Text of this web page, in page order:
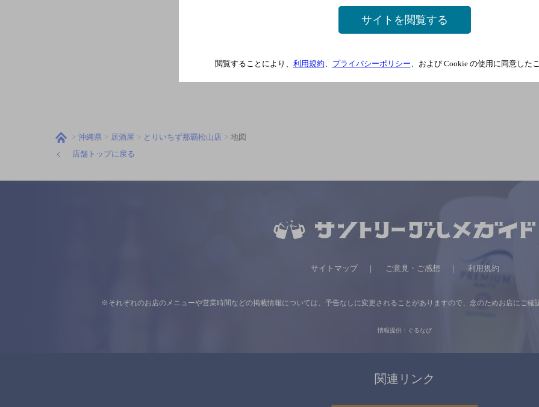
沖縄県 居酒屋 とりいちず那覇松山店
地図
店舗トップに戻る
サイトマップ ご意見・ご感想 利用規約
※それぞれのお店のメニューや営業時間などの掲載情報については、 予告なしに変更されることがありますので、 念のためお店にご確
情報提供：ぐるなび
関連リンク
サイトを閲覧する
閲覧することにより、 利用規約、 プライバシーポリシー、および Cookie の使用に同意した